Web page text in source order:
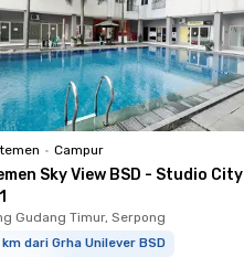
• Campur
Sky View BSD - Studio City
Gudang Timur, Serpong
km dari Grha Unilever BSD